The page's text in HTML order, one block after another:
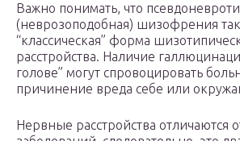
Важно понимать, что
(неврозоподобная) шизофрения
“классическая” форма
расстройства. Наличие
голове” могут спровоцировать
причинение вреда себе или
Нервные расстройства отличаются